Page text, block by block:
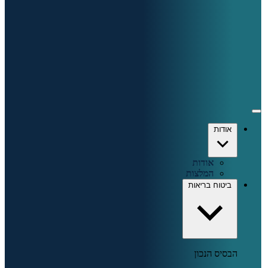
אודות
אודות
המלצות
ביטוח בריאות
הבסיס הנכון